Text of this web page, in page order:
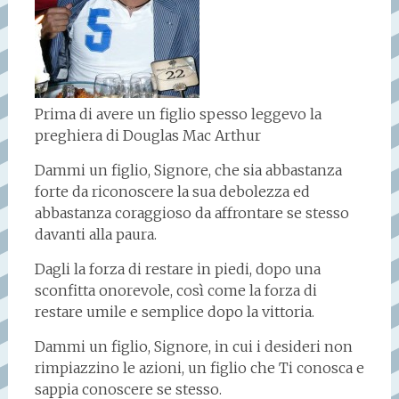
Prima di avere un figlio spesso leggevo la
preghiera di Douglas Mac Arthur
Dammi un figlio, Signore, che sia abbastanza
forte da riconoscere la sua debolezza ed
abbastanza coraggioso da affrontare se stesso
davanti alla paura.
Dagli la forza di restare in piedi, dopo una
sconfitta onorevole, così come la forza di
restare umile e semplice dopo la vittoria.
Dammi un figlio, Signore, in cui i desideri non
rimpiazzino le azioni, un figlio che Ti conosca e
sappia conoscere se stesso.